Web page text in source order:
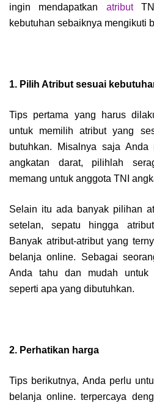
ingin mendapatkan atribut
kebutuhan sebaiknya mengikuti
1. Pilih Atribut sesuai
Tips pertama yang harus
untuk memilih atribut yang
butuhkan. Misalnya saja Anda
angkatan darat, pilihlah
memang untuk anggota TNI
Selain itu ada banyak pilihan
setelan, sepatu hingga
Banyak atribut-atribut yang
belanja online. Sebagai
Anda tahu dan mudah untuk
seperti apa yang dibutuhkan.
2. Perhatikan harga
Tips berikutnya, Anda perlu
belanja online. terpercaya